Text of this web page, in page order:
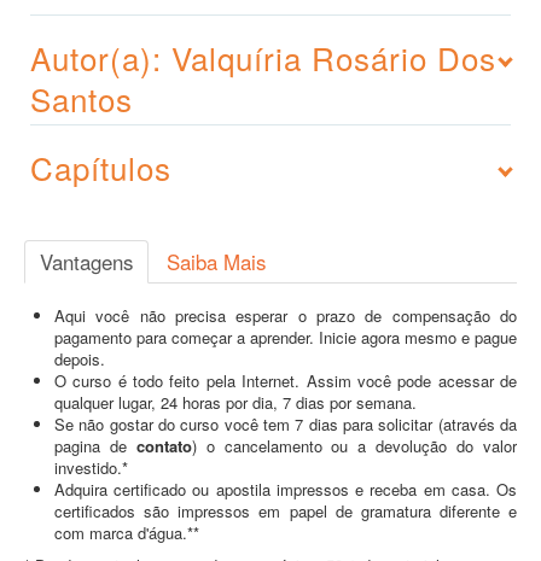
Autor(a): Valquíria Rosário Dos
Santos
Capítulos
Vantagens Saiba Mais
Aqui você não precisa esperar o prazo de compensação do
pagamento para começar a aprender. Inicie agora mesmo e pague
depois.
O curso é todo feito pela Internet. Assim você pode acessar de
qualquer lugar, 24 horas por dia, 7 dias por semana.
Se não gostar do curso você tem 7 dias para solicitar (através da
pagina de contato) o cancelamento ou a devolução do valor
investido.*
Adquira certificado ou apostila impressos e receba em casa. Os
certificados são impressos em papel de gramatura diferente e
com marca d'água.**